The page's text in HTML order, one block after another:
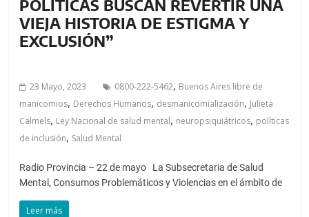
POLÍTICAS BUSCAN REVERTIR UNA
VIEJA HISTORIA DE ESTIGMA Y
EXCLUSIÓN”
23 Mayo, 2023 0800-222-5462, Buenos Aires libre de
manicomios, Derechos Humanos, desmanicomialización, Julieta
Calmels, Ley Nacional de salud mental, neuropsiquiátricos, políticas
de inclusión, Salud Mental
Radio Provincia – 22 de mayo La Subsecretaria de Salud
Mental, Consumos Problemáticos y Violencias en el ámbito de
Leer más